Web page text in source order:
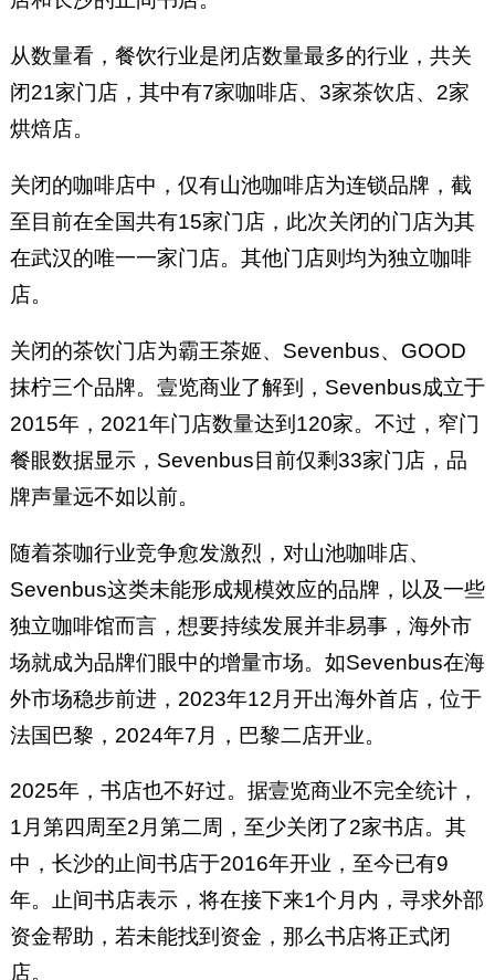
从数量看，餐饮行业是闭店数量最多的行业，共关
闭21家门店，其中有7家咖啡店、3家茶饮店、2家
烘焙店。
关闭的咖啡店中，仅有山池咖啡店为连锁品牌，截
至目前在全国共有15家门店，此次关闭的门店为其
在武汉的唯一一家门店。其他门店则均为独立咖啡
店。
关闭的茶饮门店为霸王茶姬、Sevenbus、GOOD
抹柠三个品牌。壹览商业了解到，Sevenbus成立于
2015年，2021年门店数量达到120家。不过，窄门
餐眼数据显示，Sevenbus目前仅剩33家门店，品
牌声量远不如以前。
随着茶咖行业竞争愈发激烈，对山池咖啡店、
Sevenbus这类未能形成规模效应的品牌，以及一些
独立咖啡馆而言，想要持续发展并非易事，海外市
场就成为品牌们眼中的增量市场。如Sevenbus在海
外市场稳步前进，2023年12月开出海外首店，位于
法国巴黎，2024年7月，巴黎二店开业。
2025年，书店也不好过。据壹览商业不完全统计，
1月第四周至2月第二周，至少关闭了2家书店。其
中，长沙的止间书店于2016年开业，至今已有9
年。止间书店表示，将在接下来1个月内，寻求外部
资金帮助，若未能找到资金，那么书店将正式闭
店。